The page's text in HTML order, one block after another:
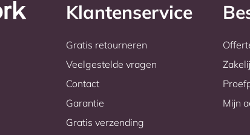
Klantenservice
Gratis retourneren
Veelgestelde vragen
Contact
Garantie
Gratis verzending
Mijn